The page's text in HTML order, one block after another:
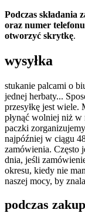
Podczas składania
oraz numer
otworzyć skrytkę.
wysyłka
stukanie palcami o
jednej herbaty...
przesyłkę jest wiele.
płynąć wolniej niż
paczki
najpóźniej w ciągu
zamówienia. Często
dnia, jeśli
okresu, kiedy nie
naszej mocy, by
podczas